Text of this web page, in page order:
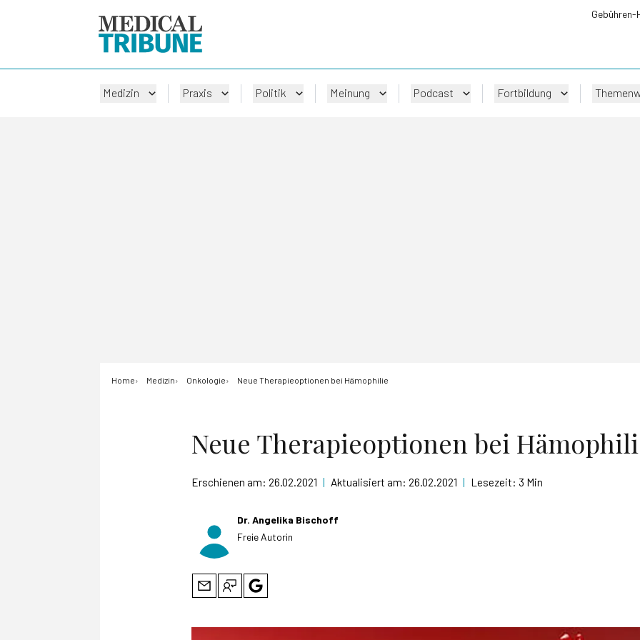
Gebühren-
Medizin Praxis Politik Meinung Podcast Fortbildung
Home Medizin Onkologie Neue Therapieoptionen bei Hämophilie
Neue Therapieoptionen bei
Erschienen am: 26.02.2021 | Aktualisiert am: 26.02.2021 | Lesezeit: 3 Min
Dr. Angelika Bischoff
Freie Autorin